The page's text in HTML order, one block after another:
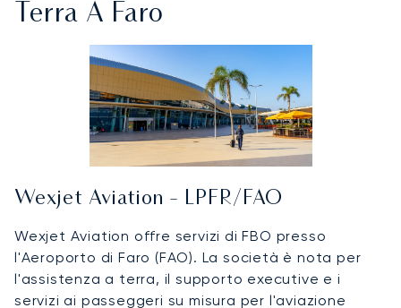
Terra A Faro
Wexjet Aviation - LPFR/FAO
Wexjet Aviation offre servizi di FBO presso
l'Aeroporto di Faro (FAO). La società è nota per
l'assistenza a terra, il supporto executive e i
servizi ai passeggeri su misura per l'aviazione